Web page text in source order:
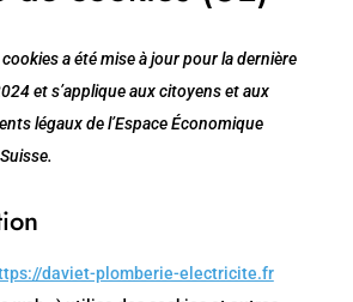
a été mise à jour pour la dernière
et s’applique aux citoyens et aux
légaux de l’Espace Économique
daviet-plomberie-electricite.fr